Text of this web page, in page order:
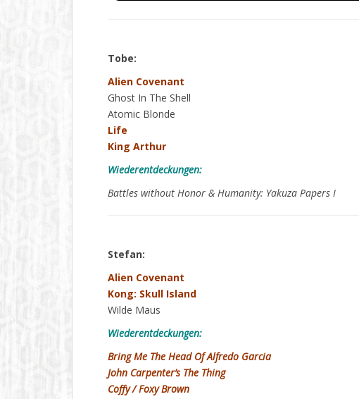
Tobe:
Alien Covenant
Ghost In The Shell
Atomic Blonde
Life
King Arthur
Wiederentdeckungen:
Battles without Honor & Humanity: Yakuza Papers I
Stefan:
Alien Covenant
Kong: Skull Island
Wilde Maus
Wiederentdeckungen:
Bring Me The Head Of Alfredo Garcia
John Carpenter’s The Thing
Coffy / Foxy Brown